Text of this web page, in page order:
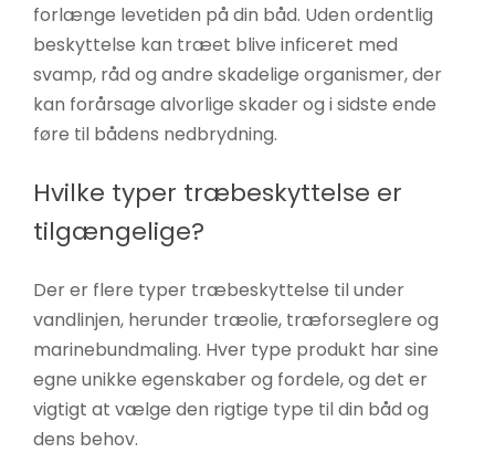
forlænge levetiden på din båd. Uden ordentlig
beskyttelse kan træet blive inficeret med
svamp, råd og andre skadelige organismer, der
kan forårsage alvorlige skader og i sidste ende
føre til bådens nedbrydning.
Hvilke typer træbeskyttelse er
tilgængelige?
Der er flere typer træbeskyttelse til under
vandlinjen, herunder træolie, træforseglere og
marinebundmaling. Hver type produkt har sine
egne unikke egenskaber og fordele, og det er
vigtigt at vælge den rigtige type til din båd og
dens behov.